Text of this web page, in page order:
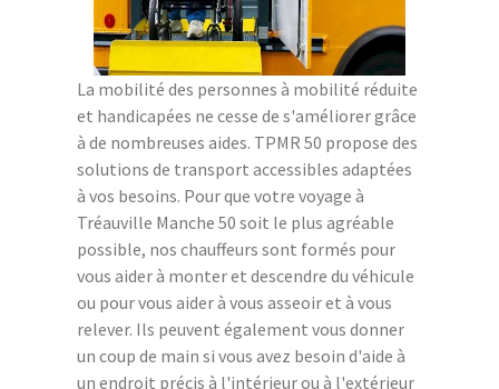
La mobilité des personnes à mobilité réduite
et handicapées ne cesse de s'améliorer grâce
à de nombreuses aides. TPMR 50 propose des
solutions de transport accessibles adaptées
à vos besoins. Pour que votre voyage à
Tréauville Manche 50 soit le plus agréable
possible, nos chauffeurs sont formés pour
vous aider à monter et descendre du véhicule
ou pour vous aider à vous asseoir et à vous
relever. Ils peuvent également vous donner
un coup de main si vous avez besoin d'aide à
un endroit précis à l'intérieur ou à l'extérieur